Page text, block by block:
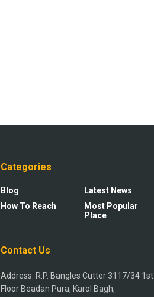
Categories
Blog
How To Reach
Latest News
Most Popular
Place
Contact Us
Address: R.P. Bangles Cutter 3117/34 1st
Floor Beadan Pura, Karol Bagh,